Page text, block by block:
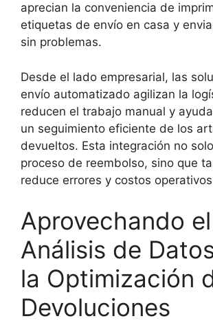
aprecian la conveniencia de
etiquetas de envío en casa y
sin problemas.
Desde el lado empresarial, las
envío automatizado agilizan la
reducen el trabajo manual y
un seguimiento eficiente de los
devueltos. Esta integración no
proceso de reembolso, sino que
reduce errores y costos
Aprovechando el
Análisis de
la Optimización
Devoluciones